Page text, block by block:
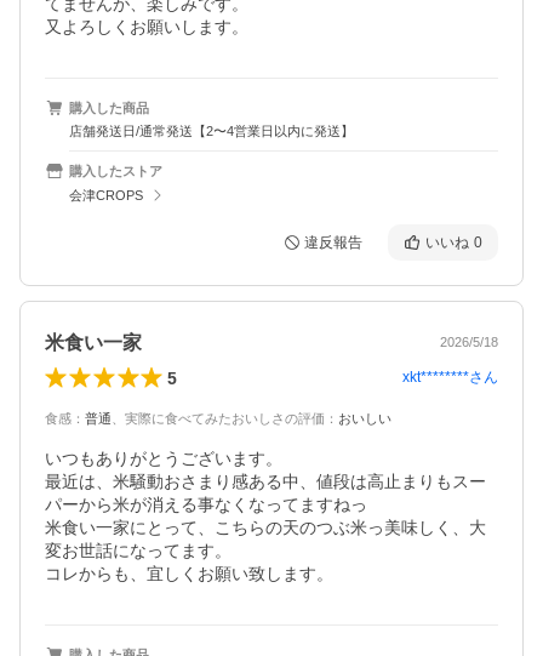
又よろしくお願いします。
購入した商品
店舗発送日/通常発送【2〜4営業日以内に発送】
購入したストア
会津CROPS
違反報告 いいね 0
米食い一家 2026/5/18
5 xkt********さん
食感 ： 普通 実際に食べてみたおいしさの評価 ： おいしい
いつもありがとうございます。
最近は、米騒動おさまり感ある中、値段は高止まりもスー
パーから米が消える事なくなってますねっ
米食い一家にとって、こちらの天のつぶ米っ美味しく、大
変お世話になってます。
コレからも、宜しくお願い致します。